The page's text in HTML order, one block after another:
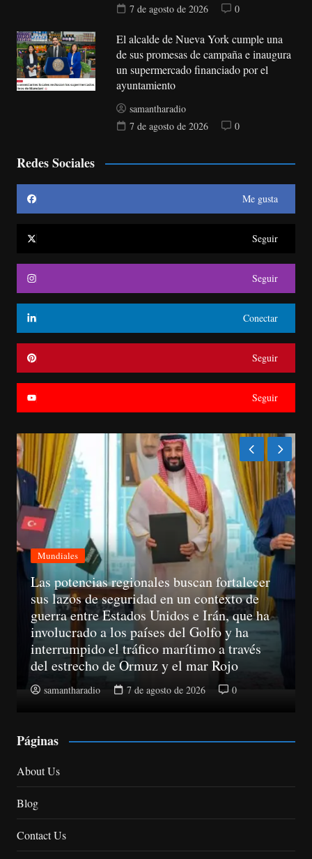
7 de agosto de 2026
0
El alcalde de Nueva York cumple una
de sus promesas de campaña e inaugura
un supermercado financiado por el
ayuntamiento
samantharadio
7 de agosto de 2026
0
Redes Sociales
Me gusta
Seguir
Seguir
Conectar
Seguir
Seguir
Mundiales
Las potencias regionales buscan fortalecer
sus lazos de seguridad en un contexto de
guerra entre Estados Unidos e Irán, que ha
involucrado a los países del Golfo y ha
interrumpido el tráfico marítimo a través
del estrecho de Ormuz y el mar Rojo
samantharadio 7 de agosto de 2026 0
Páginas
About Us
Blog
Contact Us